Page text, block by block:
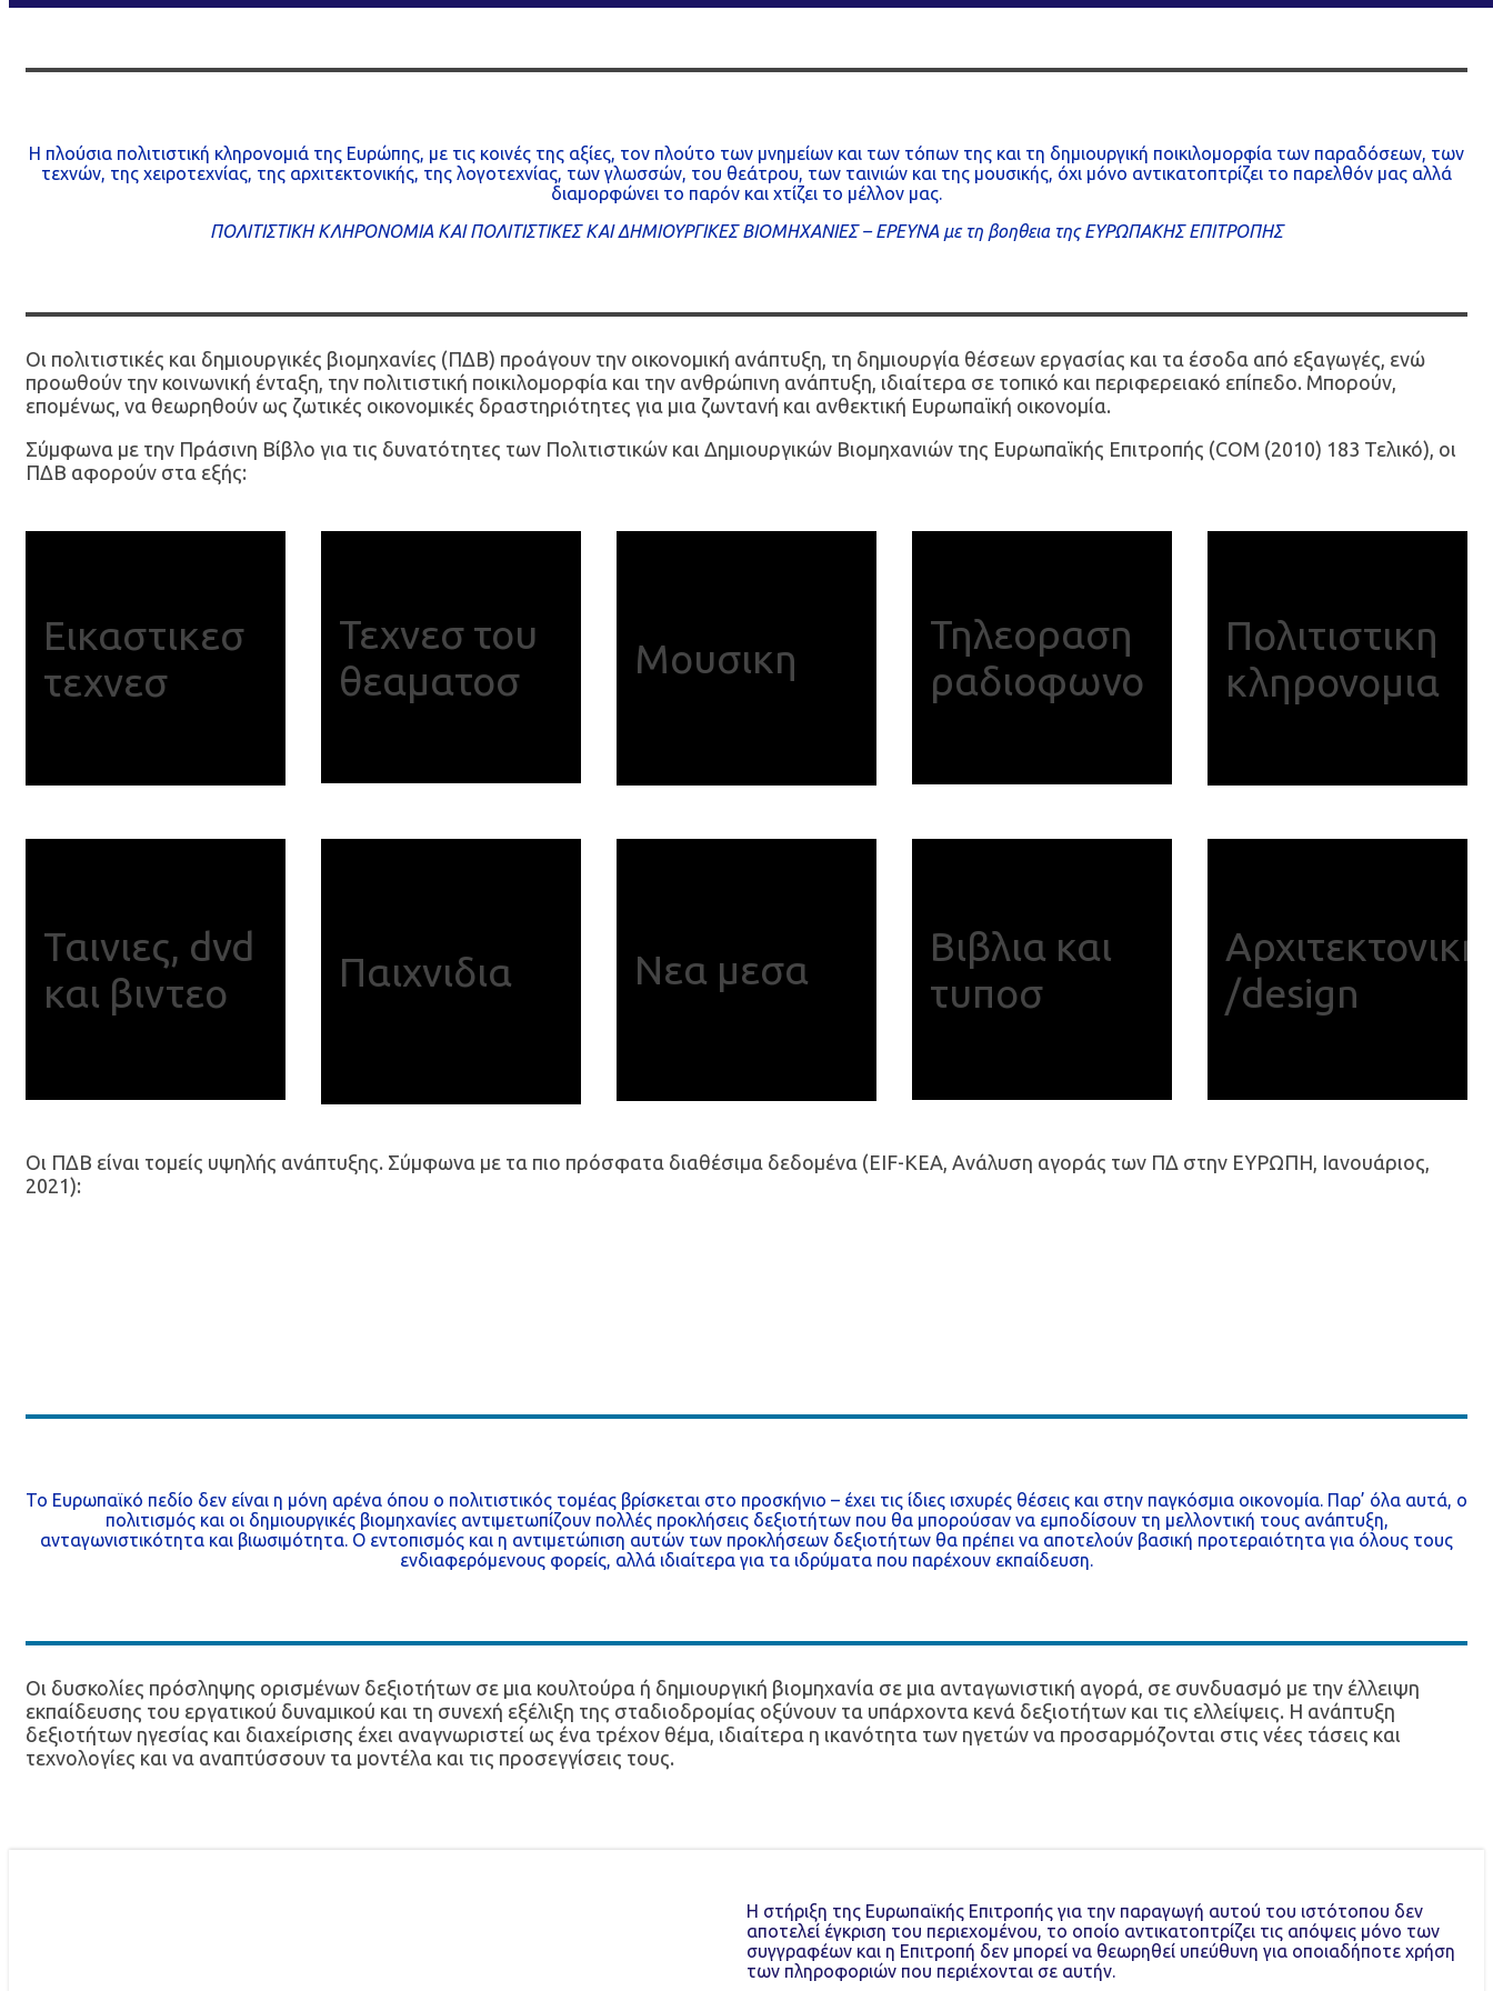
Η πλούσια πολιτιστική κληρονομιά της Ευρώπης, με τις κοινές της αξίες, τον πλούτο των μνημείων και των τόπων της και τη δημιουργική ποικιλομορφία των παραδόσεων, των
τεχνών, της χειροτεχνίας, της αρχιτεκτονικής, της λογοτεχνίας, των γλωσσών, του θεάτρου, των ταινιών και της μουσικής, όχι μόνο αντικατοπτρίζει το παρελθόν μας αλλά
διαμορφώνει το παρόν και χτίζει το μέλλον μας.
ΠΟΛΙΤΙΣΤΙΚΗ ΚΛΗΡΟΝΟΜΙΑ ΚΑΙ ΠΟΛΙΤΙΣΤΙΚΕΣ ΚΑΙ ΔΗΜΙΟΥΡΓΙΚΕΣ ΒΙΟΜΗΧΑΝΙΕΣ – ΕΡΕΥΝΑ με τη βοηθεια της ΕΥΡΩΠΑΚΗΣ ΕΠΙΤΡΟΠΗΣ
Οι πολιτιστικές και δημιουργικές βιομηχανίες (ΠΔΒ) προάγουν την οικονομική ανάπτυξη, τη δημιουργία θέσεων εργασίας και τα έσοδα από εξαγωγές, ενώ
προωθούν την κοινωνική ένταξη, την πολιτιστική ποικιλομορφία και την ανθρώπινη ανάπτυξη, ιδιαίτερα σε τοπικό και περιφερειακό επίπεδο. Μπορούν,
επομένως, να θεωρηθούν ως ζωτικές οικονομικές δραστηριότητες για μια ζωντανή και ανθεκτική Ευρωπαϊκή οικονομία.
Σύμφωνα με την Πράσινη Βίβλο για τις δυνατότητες των Πολιτιστικών και Δημιουργικών Βιομηχανιών της Ευρωπαϊκής Επιτροπής (COM (2010) 183 Τελικό), οι
ΠΔΒ αφορούν στα εξής:
Εικαστικεσ
τεχνεσ
Τεχνεσ του
θεαματοσ
Μουσικη
Τηλεοραση
ραδιοφωνο
Πολιτιστικη
κληρονομια
Ταινιες, dvd
και βιντεο
Παιχνιδια Νεα μεσα
Βιβλια και
τυποσ
Αρχιτεκτονικη
/design
Οι ΠΔΒ είναι τομείς υψηλής ανάπτυξης. Σύμφωνα με τα πιο πρόσφατα διαθέσιμα δεδομένα (EIF-KEA, Ανάλυση αγοράς των ΠΔ στην ΕΥΡΩΠΗ, Ιανουάριος,
2021):
Το Ευρωπαϊκό πεδίο δεν είναι η μόνη αρένα όπου ο πολιτιστικός τομέας βρίσκεται στο προσκήνιο – έχει τις ίδιες ισχυρές θέσεις και στην παγκόσμια οικονομία. Παρ’ όλα αυτά, ο
πολιτισμός και οι δημιουργικές βιομηχανίες αντιμετωπίζουν πολλές προκλήσεις δεξιοτήτων που θα μπορούσαν να εμποδίσουν τη μελλοντική τους ανάπτυξη,
ανταγωνιστικότητα και βιωσιμότητα. Ο εντοπισμός και η αντιμετώπιση αυτών των προκλήσεων δεξιοτήτων θα πρέπει να αποτελούν βασική προτεραιότητα για όλους τους
ενδιαφερόμενους φορείς, αλλά ιδιαίτερα για τα ιδρύματα που παρέχουν εκπαίδευση.
Οι δυσκολίες πρόσληψης ορισμένων δεξιοτήτων σε μια κουλτούρα ή δημιουργική βιομηχανία σε μια ανταγωνιστική αγορά, σε συνδυασμό με την έλλειψη
εκπαίδευσης του εργατικού δυναμικού και τη συνεχή εξέλιξη της σταδιοδρομίας οξύνουν τα υπάρχοντα κενά δεξιοτήτων και τις ελλείψεις. Η ανάπτυξη
δεξιοτήτων ηγεσίας και διαχείρισης έχει αναγνωριστεί ως ένα τρέχον θέμα, ιδιαίτερα η ικανότητα των ηγετών να προσαρμόζονται στις νέες τάσεις και
τεχνολογίες και να αναπτύσσουν τα μοντέλα και τις προσεγγίσεις τους.
Η στήριξη της Ευρωπαϊκής Επιτροπής για την παραγωγή αυτού του ιστότοπου δεν
αποτελεί έγκριση του περιεχομένου, το οποίο αντικατοπτρίζει τις απόψεις μόνο των
συγγραφέων και η Επιτροπή δεν μπορεί να θεωρηθεί υπεύθυνη για οποιαδήποτε χρήση
των πληροφοριών που περιέχονται σε αυτήν.